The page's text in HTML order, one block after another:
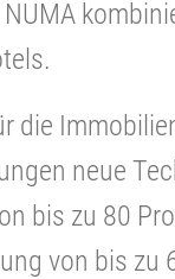
die
neue
bis zu 80
von bis zu